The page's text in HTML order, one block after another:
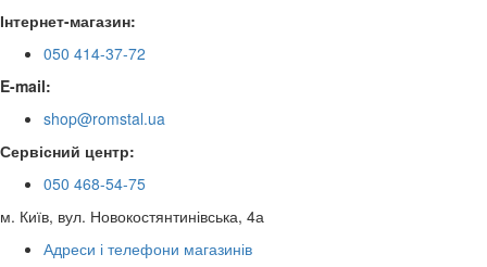
Інтернет-магазин:
050 414-37-72
E-mail:
shop@romstal.ua
Сервісний центр:
050 468-54-75
м. Київ, вул. Новокостянтинівська, 4а
Адреси і телефони магазинів